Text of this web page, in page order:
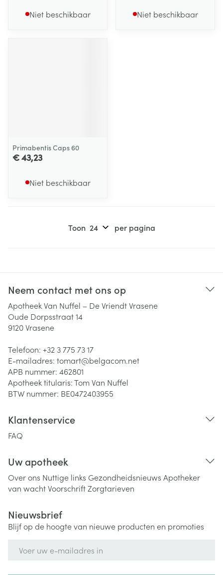
Niet beschikbaar Niet beschikbaar
Primabentis Caps 60
€ 43,23
Niet beschikbaar
Toon per pagina
Neem contact met ons op
Apotheek Van Nuffel – De Vriendt Vrasene
Oude Dorpsstraat 14
9120Vrasene
Telefoon: +32 3 775 73 17
E-mailadres: tomart@belgacom.net
APB nummer: 462801
Apotheek titularis:Tom Van Nuffel
BTW nummer: BE0472403955
Klantenservice
FAQ
Uw apotheek
Over ons Nuttige links Gezondheidsnieuws Apotheker
van wachtVoorschriftZorgtarieven
Nieuwsbrief
Blijf op de hoogte van nieuwe producten en promoties